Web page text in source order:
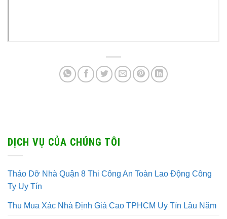
DỊCH VỤ CỦA CHÚNG TÔI
Tháo Dỡ Nhà Quận 8 Thi Công An Toàn Lao Động Công
Ty Uy Tín
Thu Mua Xác Nhà Định Giá Cao TPHCM Uy Tín Lâu Năm